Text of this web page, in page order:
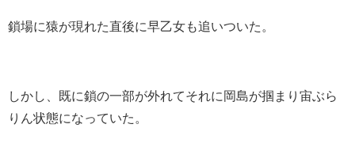
鎖場に猿が現れた直後に早乙女も追いついた。
しかし、既に鎖の一部が外れてそれに岡島が掴まり宙ぶら
りん状態になっていた。